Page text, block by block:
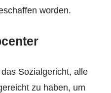
worden.
Sozialgericht, alle
zu haben, um